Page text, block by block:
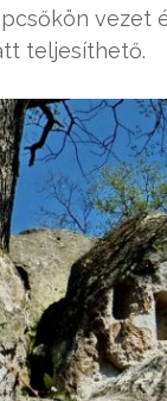
vezet
teljesíthető.